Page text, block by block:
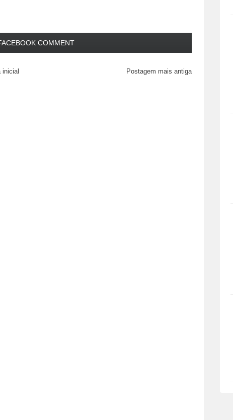
COMMENT
Postagem mais antiga
inicial